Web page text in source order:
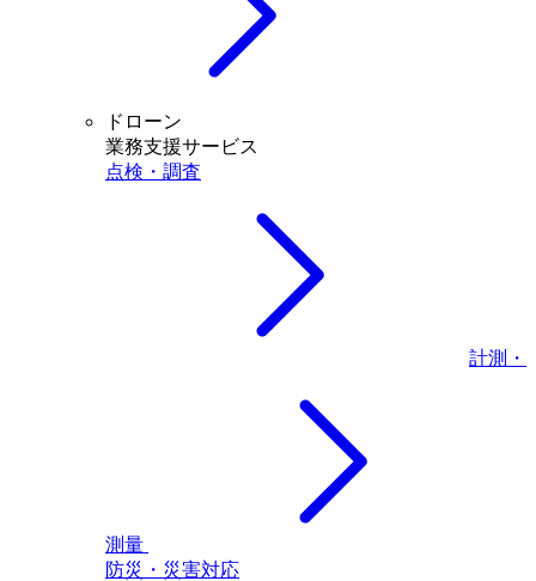
ドローン
業務支援サービス
点検・調査
計測・
測量
防災・災害対応